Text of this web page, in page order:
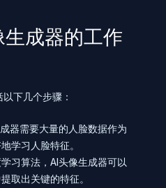
成器的工作
下几个步骤：
器需要大量的人脸数据作为
学习人脸特征。
习算法，AI头像生成器可以
取出关键的特征。